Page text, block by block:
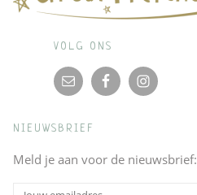
VOLG ONS
NIEUWSBRIEF
Meld je aan voor de nieuwsbrief: